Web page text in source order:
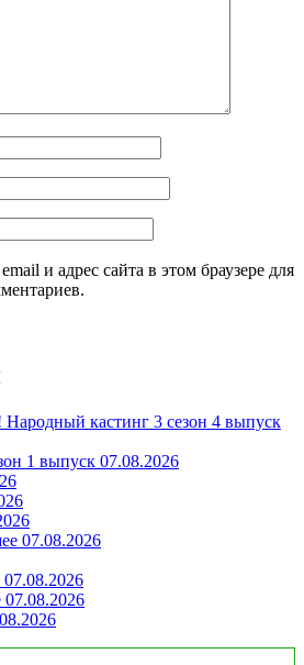
и адрес сайта в этом браузере для
Народный кастинг 3 сезон 4 выпуск
1 выпуск 07.08.2026
07.08.2026